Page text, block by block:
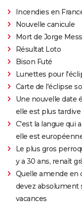
Incendies en
Nouvelle canicule
Mort de Jorge
Résultat Loto
Bison Futé
Lunettes pour
Carte de l'éclipse
Une nouvelle date
elle est plus
C'est la langue qui
elle est
Le plus gros
y a 30 ans, renaît
Quelle amende en
devez absolument
vacances